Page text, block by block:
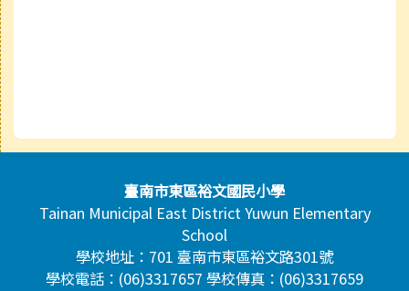
頁尾區域內容臺南市東區裕文國民小學
Tainan Municipal East District Yuwun Elementary
School
學校地址：701 臺南市東區裕文路301號
學校電話：(06)3317657 學校傳真：(06)3317659